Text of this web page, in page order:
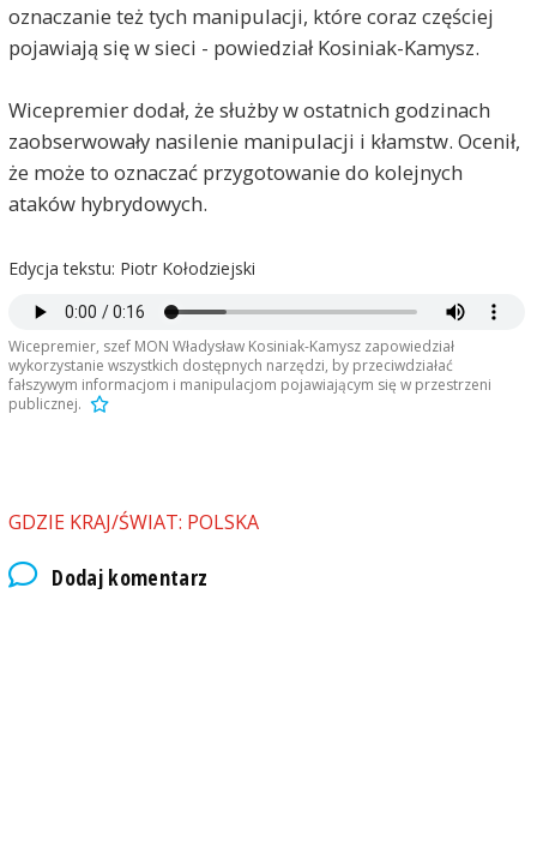
oznaczanie też tych manipulacji, które coraz częściej
pojawiają się w sieci - powiedział Kosiniak-Kamysz.
Wicepremier dodał, że służby w ostatnich godzinach
zaobserwowały nasilenie manipulacji i kłamstw. Ocenił,
że może to oznaczać przygotowanie do kolejnych
ataków hybrydowych.
Edycja tekstu: Piotr Kołodziejski
Wicepremier, szef MON Władysław Kosiniak-Kamysz zapowiedział
wykorzystanie wszystkich dostępnych narzędzi, by przeciwdziałać
fałszywym informacjom i manipulacjom pojawiającym się w przestrzeni
publicznej.
GDZIE KRAJ/ŚWIAT: POLSKA
Dodaj komentarz